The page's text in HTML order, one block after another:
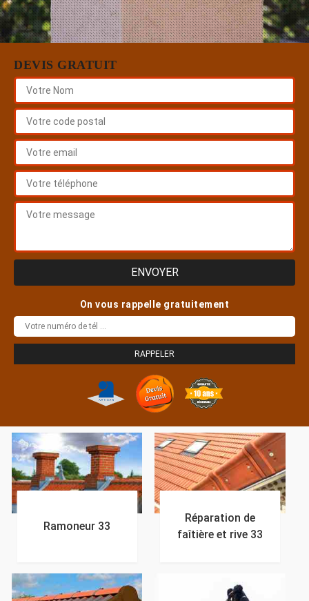
DEVIS GRATUIT
On vous rappelle gratuitement
Ramoneur 33
Réparation de
faîtière et rive 33